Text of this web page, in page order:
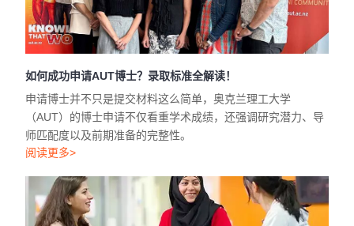
如何成功申请AUT博士？录取标准全解读！
申请博士并不只是提交材料这么简单，奥克兰理工大学
（AUT）的博士申请不仅看重学术成绩，还强调研究潜力、导
师匹配度以及前期准备的完整性。
阅读更多>